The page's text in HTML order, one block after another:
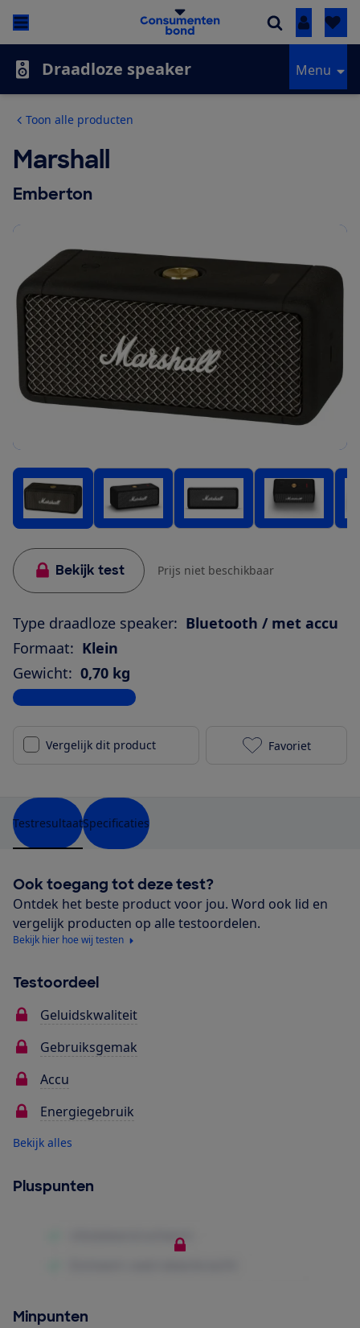
Inloggen
Draadloze speaker Menu
Toon alle producten
Marshall
Emberton
Bekijk test Prijs niet beschikbaar
Type draadloze speaker: Bluetooth / met accu
Formaat: Klein
Gewicht: 0,70 kg
Bekijk alle specificaties
Vergelijk dit product Marshall
Favoriet
TestresultaatSpecificaties
Ook toegang tot deze test?
Ontdek het beste product voor jou. Word ook lid en
vergelijk producten op alle testoordelen.
Bekijk hier hoe wij testen
Testoordeel
Geluidskwaliteit
Gebruiksgemak
Accu
Energiegebruik
Bekijk alles
Pluspunten
Minpunten